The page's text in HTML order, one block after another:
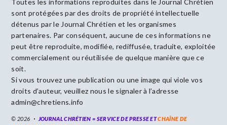
sont protégées par des droits de propriété intellectuelle
détenus par le Journal Chrétien et les organismes
partenaires. Par conséquent, aucune de ces informations ne
peut être reproduite, modifiée, rediffusée, traduite, exploitée
commercialement ou réutilisée de quelque manière que ce
soit.
Si vous trouvez une publication ou une image qui viole vos
droits d’auteur, veuillez nous le signaler à l’adresse
admin@chretiens.info
© 2026 JOURNAL CHRÉTIEN = SERVICE DE PRESSE ETCHAÎNE DE